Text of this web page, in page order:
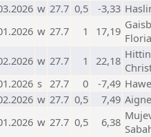
w 27.7 0,5 -3,33
w 27.7 1 17,19
w 27.7 1 22,18
s 27.7 0 -7,49
w 27.7 0,5 7,49
w 27.7 0,5 6,38